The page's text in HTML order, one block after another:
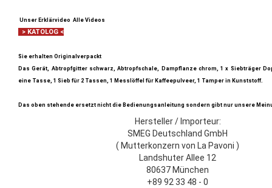
Unser Erklärvideo Alle Videos
> KATOLOG <
Sie erhalten Originalverpackt
Das Gerät, Abtropfgitter schwarz, Abtropfschale, Dampflanze chrom, 1 x Siebträger
eine Tasse, 1 Sieb für 2 Tassen, 1 Messlöffel für Kaffeepulveer, 1 Tamper in Kunststoff.
Das oben stehende ersetzt nicht die Bedienungsanleitung sondern gibt nur unsere
Hersteller / Importeur:
SMEG Deutschland GmbH
( Mutterkonzern von La Pavoni )
Landshuter Allee 12
80637 München
+89 92 33 48 - 0